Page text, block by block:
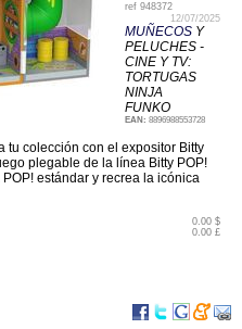
ref 948372
12/07/2025
MUÑECOS Y
PELUCHES -
CINE Y TV:
TORTUGAS
NINJA
FUNKO
EAN: 8896988553728
tu colección con el expositor Bitty
plegable de la línea Bitty POP!
estándar y recrea la icónica
0.00 $
0.00 £